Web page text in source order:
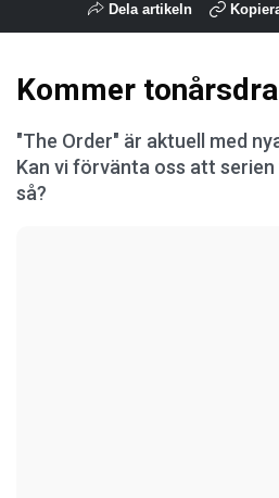
Dela artikeln
Kommer
"The Order" är aktuell med
Kan vi förvänta oss att
så?